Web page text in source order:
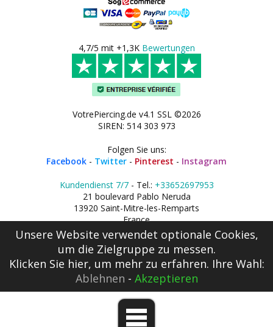
4,7/5 mit +1,3K Bewertungen
VotrePiercing.de v4.1 SSL ©2026
SIREN: 514 303 973
Folgen Sie uns:
Facebook - Twitter - Pinterest - Instagram
Kundendienst 7/7- Tel.: +33652697953
21 boulevard Pablo Neruda
13920 Saint-Mitre-les-Remparts
France
Unsere Website verwendet optionale Cookies,
um die Zielgruppe zu messen.
Klicken Sie hier, um mehr zu erfahren. Ihre Wahl:
Ablehnen - Akzeptieren